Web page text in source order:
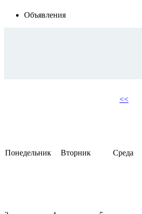
Объявления
<<
Понедельник Вторник Среда